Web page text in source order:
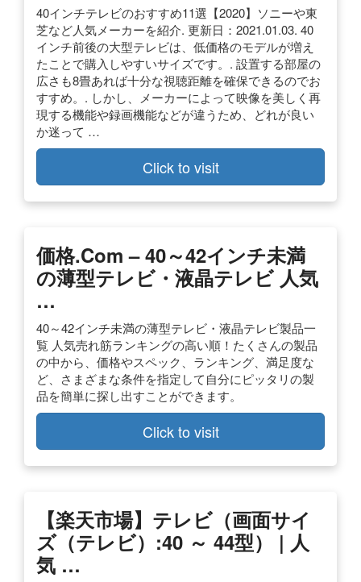
40インチテレビのおすすめ11選【2020】ソニーや東
芝など人気メーカーを紹介. 更新日：2021.01.03. 40
インチ前後の大型テレビは、低価格のモデルが増え
たことで購入しやすいサイズです。. 設置する部屋の
広さも8畳あれば十分な視聴距離を確保できるのでお
すすめ。. しかし、メーカーによって映像を美しく再
現する機能や録画機能などが違うため、どれが良い
か迷って …
Click to visit
価格.com – 40～42インチ未満
の薄型テレビ・液晶テレビ 人気
…
40～42インチ未満の薄型テレビ・液晶テレビ製品一
覧 人気売れ筋ランキングの高い順！たくさんの製品
の中から、価格やスペック、ランキング、満足度な
ど、さまざまな条件を指定して自分にピッタリの製
品を簡単に探し出すことができます。
Click to visit
【楽天市場】テレビ（画面サイ
ズ（テレビ）:40 ～ 44型） | 人
気 …